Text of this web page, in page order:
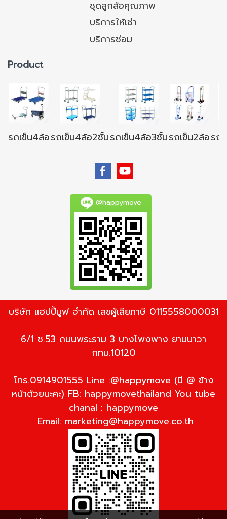
ชุดลูกล้อคุณภาพ
บริการให้เช่า
บริการซ่อม
Product
รถเข็น4ล้อรถเข็น4ล้อ2ชั้นรถเข็น4ล้อ3ชั้นรถเข็น2ล้อรถ
@happymove
บริษัท แฮปปี้มูฟ จำกัด เลขผู้เสียภาษี 0115558000031
6/1 ซ.53 ถนนพระราม 3 บางโพงพาง ยานนาวา
กทม.10120
โทร.0914901555 Line :@happymove (มี @ ข้าง
หน้าด้วยนะคะ) FB: happymovethailand You tube
chanal : happymove
Email: marketing@happymove.co.th